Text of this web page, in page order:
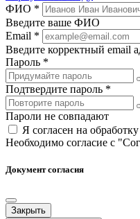
ФИО *
Введите ваше ФИО
Email *
Введите корректный email
Пароль *
Подтвердите пароль *
Пароли не совпадают
Я согласен на
Необходимо согласие с
Документ согласия
Закрыть